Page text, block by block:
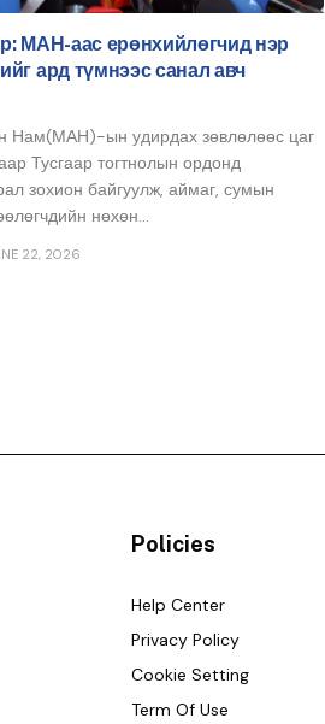
МАН-аас ерөнхийлөгчид нэр
ард түмнээс санал авч
Нам(МАН)-ын удирдах зөвлөлөөс цаг
Тусгаар тогтнолын ордонд
зохион байгуулж, аймаг, сумын
нөхөн...
22, 2026
Policies
Help Center
Privacy Policy
Cookie Setting
Term Of Use